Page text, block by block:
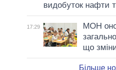
видобуток нафти
17:29
МОН
що
Більше